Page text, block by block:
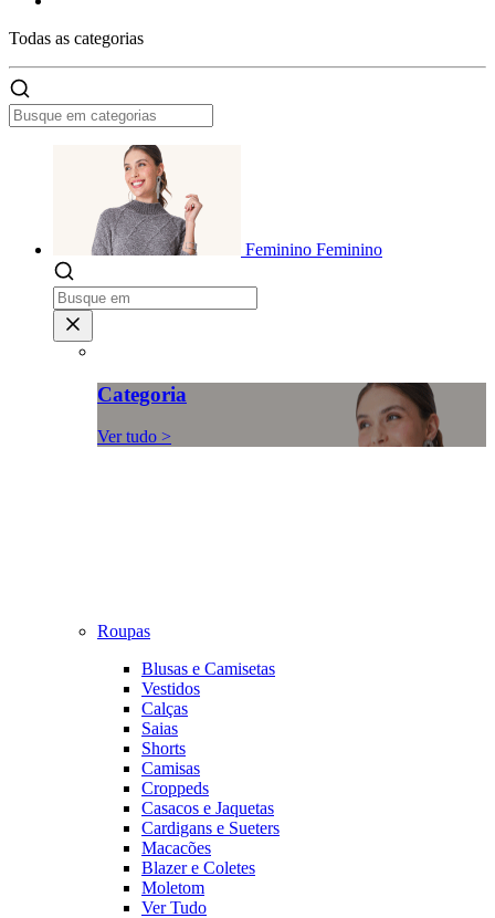
Todas as categorias
Feminino Feminino
Categoria
Ver tudo >
Roupas
Blusas e Camisetas
Vestidos
Calças
Saias
Shorts
Camisas
Croppeds
Casacos e Jaquetas
Cardigans e Sueters
Macacões
Blazer e Coletes
Moletom
Ver Tudo